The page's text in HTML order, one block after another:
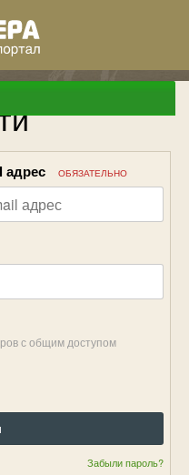
адрес ОБЯЗАТЕЛЬНО
с общим доступом
Забыли пароль?